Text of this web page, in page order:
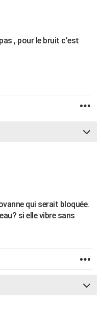
, pour le bruit c'est
qui serait bloquée.
si elle vibre sans